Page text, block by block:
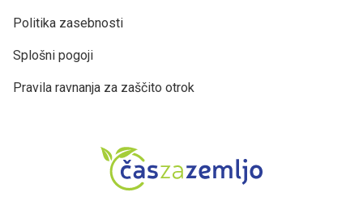
Politika zasebnosti
Splošni pogoji
Pravila ravnanja za zaščito otrok